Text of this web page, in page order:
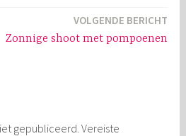
VOLGENDE BERICHT
Zonnige shoot met pompoenen
gepubliceerd. Vereiste